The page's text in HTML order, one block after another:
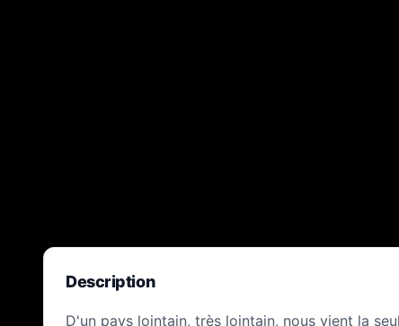
Description
D'un pays lointain, très lointain, nous vient la